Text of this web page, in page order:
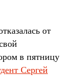
от
в пятницу
Сергей